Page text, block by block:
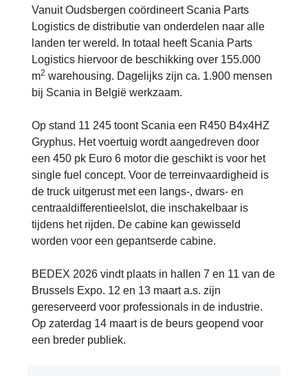
Vanuit Oudsbergen coördineert Scania Parts
Logistics de distributie van onderdelen naar alle
landen ter wereld. In totaal heeft Scania Parts
Logistics hiervoor de beschikking over 155.000
m2 warehousing. Dagelijks zijn ca. 1.900 mensen
bij Scania in België werkzaam.
Op stand 11 245 toont Scania een R450 B4x4HZ
Gryphus. Het voertuig wordt aangedreven door
een 450 pk Euro 6 motor die geschikt is voor het
single fuel concept. Voor de terreinvaardigheid is
de truck uitgerust met een langs-, dwars- en
centraaldifferentieelslot, die inschakelbaar is
tijdens het rijden. De cabine kan gewisseld
worden voor een gepantserde cabine.
BEDEX 2026 vindt plaats in hallen 7 en 11 van de
Brussels Expo. 12 en 13 maart a.s. zijn
gereserveerd voor professionals in de industrie.
Op zaterdag 14 maart is de beurs geopend voor
een breder publiek.